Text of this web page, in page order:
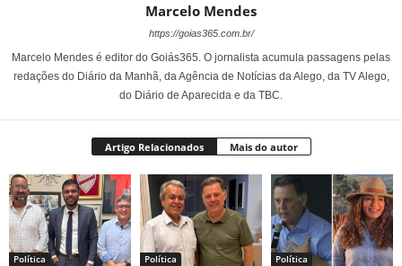
Marcelo Mendes
https://goias365.com.br/
Marcelo Mendes é editor do Goiás365. O jornalista acumula passagens pelas
redações do Diário da Manhã, da Agência de Notícias da Alego, da TV Alego,
do Diário de Aparecida e da TBC.
Artigo Relacionados Mais do autor
Política Política Política